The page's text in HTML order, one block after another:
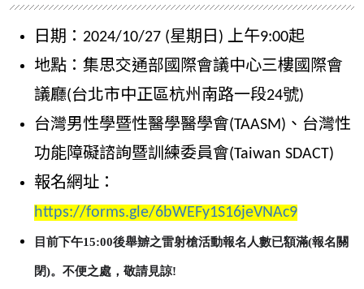
日期：2024/10/27 (星期日) 上午9:00起
地點：集思交通部國際會議中心三樓國際會
議廳(台北市中正區杭州南路一段24號)
台灣男性學暨性醫學醫學會(TAASM)、台灣性
功能障礙諮詢暨訓練委員會(Taiwan SDACT)
報名網址：
https://forms.gle/6bWEFy1S16jeVNAc9
目前下午15:00後舉辧之雷射槍活動報名人數已額滿(報名關
閉)。不便之處，敬請見諒!